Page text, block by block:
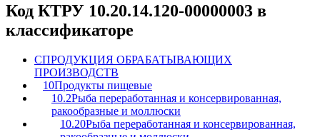
Код КТРУ 10.20.14.120-00000003 в
классификаторе
CПРОДУКЦИЯ ОБРАБАТЫВАЮЩИХ
ПРОИЗВОДСТВ
10Продукты пищевые
10.2Рыба переработанная и консервированная,
ракообразные и моллюски
10.20Рыба переработанная и консервированная,